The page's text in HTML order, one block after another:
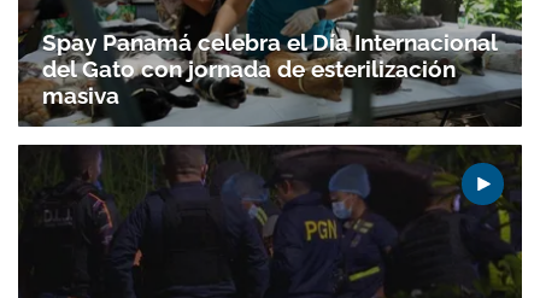
Spay Panamá celebra el Día Internacional
del Gato con jornada de esterilización
masiva